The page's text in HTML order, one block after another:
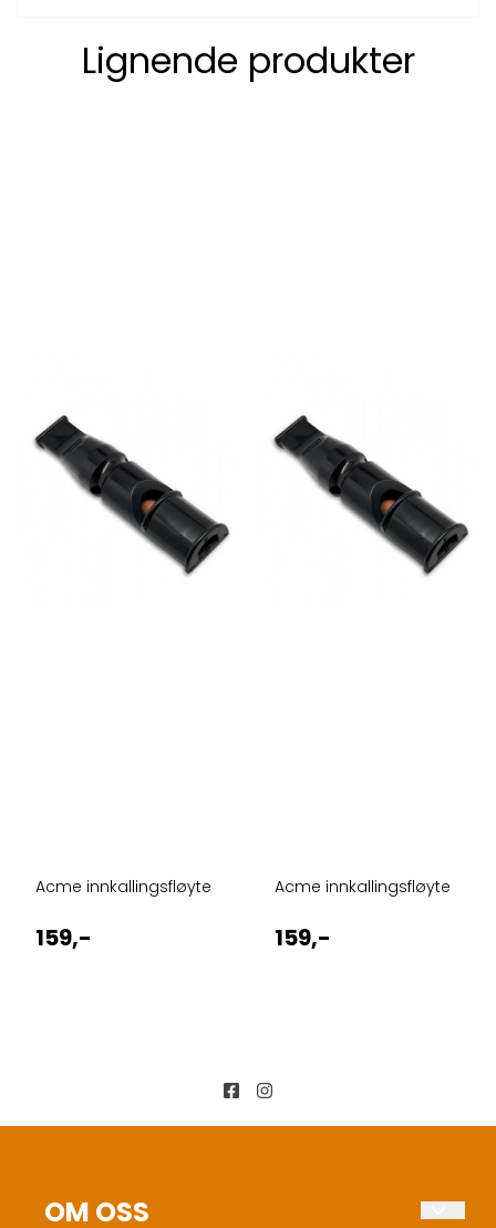
Lignende produkter
Acme innkallingsfløyte
159,-
Acme innkallingsfløyte
159,-
OM OSS